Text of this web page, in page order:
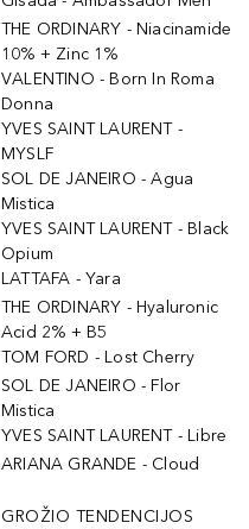
THE ORDINARY - Niacinamide
10% + Zinc 1%
VALENTINO - Born In Roma
Donna
YVES SAINT LAURENT -
MYSLF
SOL DE JANEIRO - Agua
Mistica
YVES SAINT LAURENT - Black
Opium
LATTAFA - Yara
THE ORDINARY - Hyaluronic
Acid 2% + B5
TOM FORD - Lost Cherry
SOL DE JANEIRO - Flor
Mistica
YVES SAINT LAURENT - Libre
ARIANA GRANDE - Cloud
GROŽIO TENDENCIJOS